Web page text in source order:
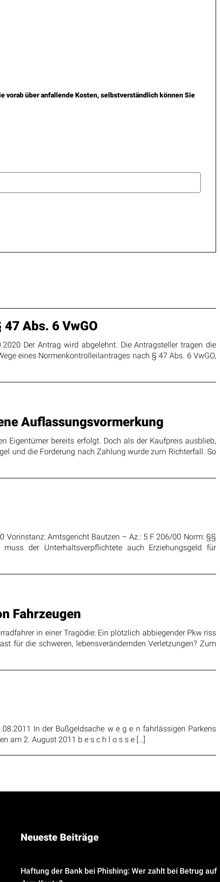
vorab über anfallende Kosten, selbstverständlich können Sie
Abs. 6 VwGO
Der Antrag wird abgelehnt. Die Antragsteller tragen die
eines Normenkontrolleilantrages nach § 47 Abs. 6 VwGO,
Auflassungsvormerkung
Eigentümer bereits erfolgt. Doch als der Kaufpreis ausblieb,
und die Forderung nach Zahlung wurde zum Richterfall. So
Vorinstanz: Amtsgericht Bautzen – Az.: 5 F 206/00 Norm: §§
der Unterhaltsverpflichtete auch Erziehungsgeld für
Fahrzeugen
in einer Tragödie: Ein plötzlich abbiegender Pkw riss
für die schweren, lebensverändernden Verletzungen? Zum
In der Bußgeldsache w e g e n fahrlässigen Parkens
am 2. August 2011 b e s c h l o s s e […]
Neueste Beiträge
Haftung der Bank bei Phishing: Wer zahlt bei Betrug auf